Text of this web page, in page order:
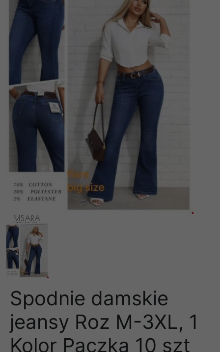
Spodnie damskie
jeansy Roz M-3XL, 1
Kolor Paczka 10 szt